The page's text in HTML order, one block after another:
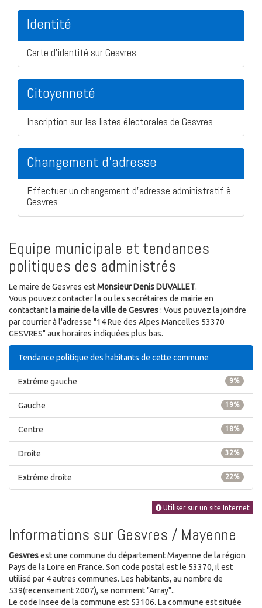
Identité
Carte d'identité sur Gesvres
Citoyenneté
Inscription sur les listes électorales de Gesvres
Changement d'adresse
Effectuer un changement d'adresse administratif à
Gesvres
Equipe municipale et tendances
politiques des administrés
Le maire de Gesvres estMonsieur Denis DUVALLET.
Vous pouvez contacter la ou les secrétaires de mairie en
contactant la mairie de la ville de Gesvres: Vous pouvez la joindre
par courrier à l'adresse "14 Rue des Alpes Mancelles 53370
GESVRES" aux horaires indiquées plus bas.
Tendance politique des habitants de cette commune
9%
Extrême gauche
19%
Gauche
18%
Centre
32%
Droite
22%
Extrême droite
Utiliser sur un site Internet
Informations sur Gesvres / Mayenne
Gesvresest une commune du département Mayenne de la région
Pays de la Loire en France. Son code postal est le 53370, il est
utilisé par 4 autres communes. Les habitants, au nombre de
539(recensement 2007), se nomment "Array"..
Le code Insee de la commune est 53106. La commune est située